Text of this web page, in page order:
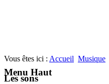
Menu Haut
Vous êtes ici : Accueil Musique
Les sons